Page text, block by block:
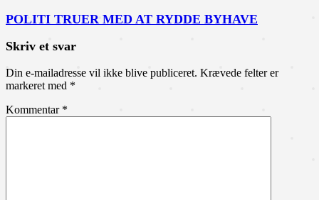
POLITI TRUER MED AT RYDDE BYHAVE
Skriv et svar
Din e-mailadresse vil ikke blive publiceret. Krævede felter er
markeret med *
Kommentar *